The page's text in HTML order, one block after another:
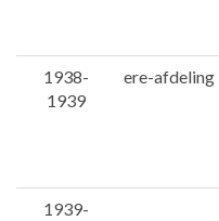
1938-
1939
ere-afdeling
1939-